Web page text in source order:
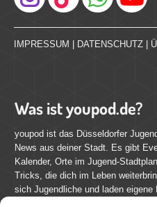
Instagram
IMPRESSUM DATENSCHUTZ
Was ist youpod.de?
youpod ist das Düsseldorfer
News aus deiner Stadt. Es gibt
Kalender, Orte im Jugend-
Tricks, die dich im Leben
sich Jugendliche und laden eigene